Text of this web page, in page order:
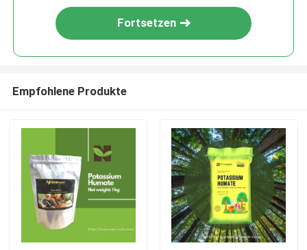
Fortsetzen
Empfohlene Produkte